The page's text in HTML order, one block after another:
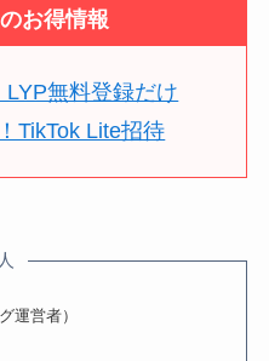
お得情報
無料登録だけ
TikTok Lite招待
運営者）